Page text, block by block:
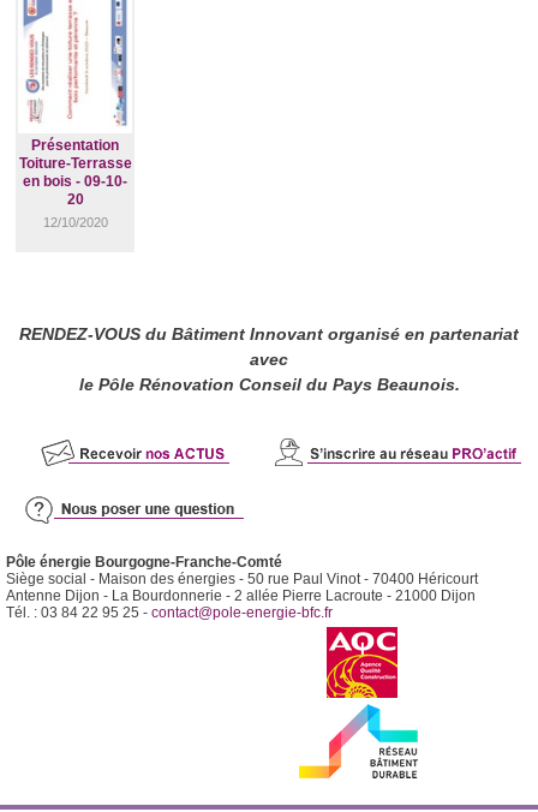
Présentation
Toiture-Terrasse
en bois - 09-10-
20
12/10/2020
RENDEZ-VOUS du Bâtiment Innovant organisé en partenariat
avec
le Pôle Rénovation Conseil du Pays Beaunois.
Pôle énergie Bourgogne-Franche-Comté
Siège social - Maison des énergies - 50 rue Paul Vinot - 70400 Héricourt
Antenne Dijon - La Bourdonnerie - 2 allée Pierre Lacroute - 21000 Dijon
Tél. : 03 84 22 95 25 - contact@pole-energie-bfc.fr